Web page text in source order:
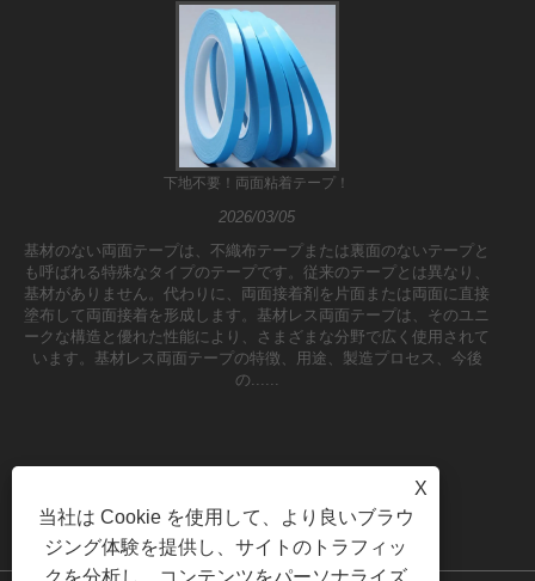
下地不要！両面粘着テープ！
2026/03/05
基材のない両面テープは、不織布テープまたは裏面のないテープと
も呼ばれる特殊なタイプのテープです。従来のテープとは異なり、
基材がありません。代わりに、両面接着剤を片面または両面に直接
塗布して両面接着を形成します。基材レス両面テープは、そのユニ
ークな構造と優れた性能により、さまざまな分野で広く使用されて
います。基材レス両面テープの特徴、用途、製造プロセス、今後
の......
X
当社は Cookie を使用して、より良いブラウ
ジング体験を提供し、サイトのトラフィッ
クを分析し、コンテンツをパーソナライズ